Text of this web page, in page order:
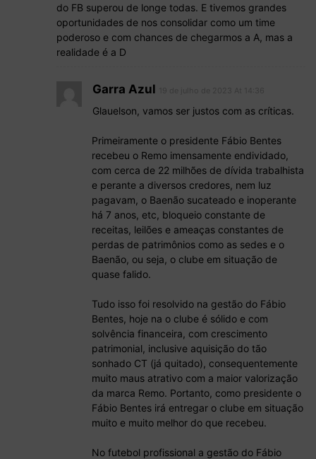
do FB superou de longe todas. E tivemos grandes
oportunidades de nos consolidar como um time
poderoso e com chances de chegarmos a A, mas a
realidade é a D
Garra Azul
Glauelson, vamos ser justos com as críticas.
Primeiramente o presidente Fábio Bentes
recebeu o Remo imensamente endividado,
com cerca de 22 milhões de dívida trabalhista
e perante a diversos credores, nem luz
pagavam, o Baenão sucateado e inoperante
há 7 anos, etc, bloqueio constante de
receitas, leilões e ameaças constantes de
perdas de patrimônios como as sedes e o
Baenão, ou seja, o clube em situação de
quase falido.
Tudo isso foi resolvido na gestão do Fábio
Bentes, hoje na o clube é sólido e com
solvência financeira, com crescimento
patrimonial, inclusive aquisição do tão
sonhado CT (já quitado), consequentemente
muito maus atrativo com a maior valorização
da marca Remo. Portanto, como presidente o
Fábio Bentes irá entregar o clube em situação
muito e muito melhor do que recebeu.
No futebol profissional a gestão do Fábio